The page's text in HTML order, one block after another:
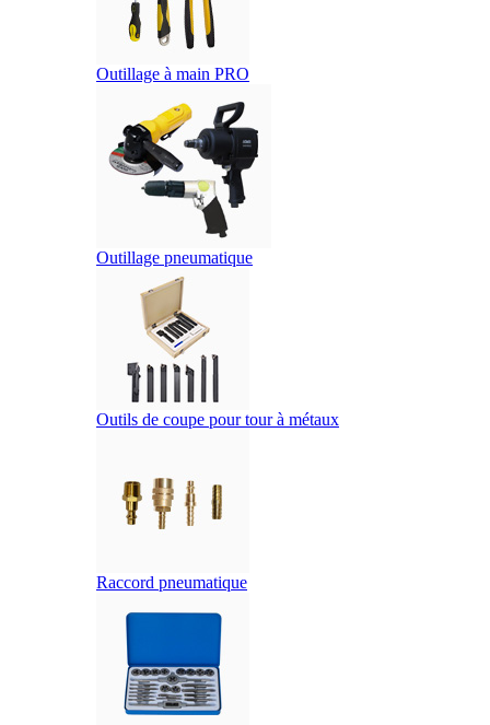
Outillage à main PRO
Outillage pneumatique
Outils de coupe pour tour à métaux
Raccord pneumatique